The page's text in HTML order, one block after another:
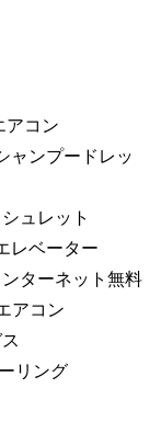
ン
ードレッ
レット
ーター
ット無料
ン
リング